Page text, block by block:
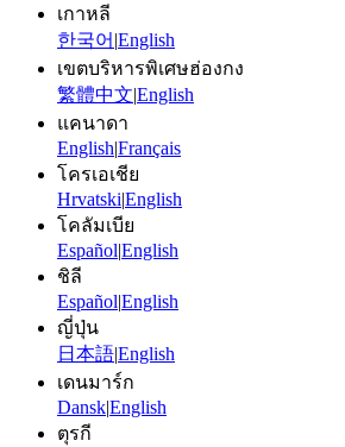
เกาหลี
한국어 English
เขตบริหารพิเศษฮ่องกง
繁體中文 English
แคนาดา
EnglishFrançais
โครเอเชีย
HrvatskiEnglish
โคลัมเบีย
EspañolEnglish
ชิลี
EspañolEnglish
ญี่ปุ่น
日本語English
เดนมาร์ก
DanskEnglish
ตุรกี